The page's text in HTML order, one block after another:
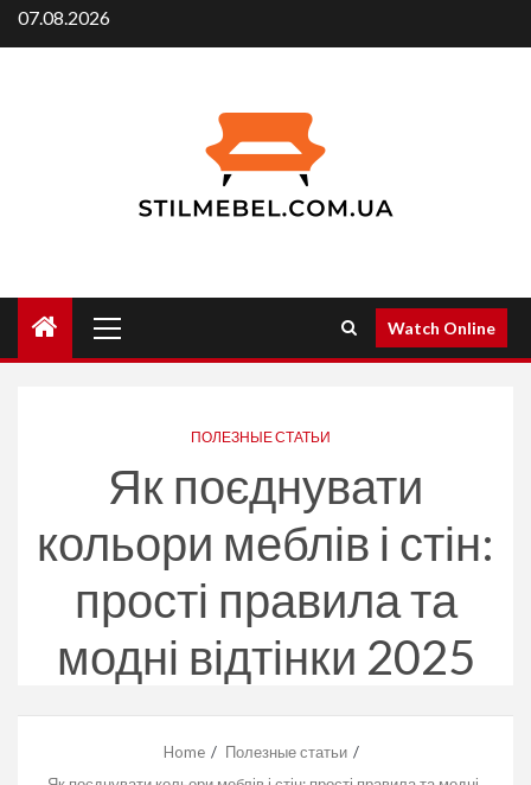
Skip
to
07.08.2026
Menu
Watch Online
ПОЛЕЗНЫЕ СТАТЬИ
Як поєднувати
кольори меблів і стін:
прості правила та
модні відтінки 2025
Home
Полезные статьи